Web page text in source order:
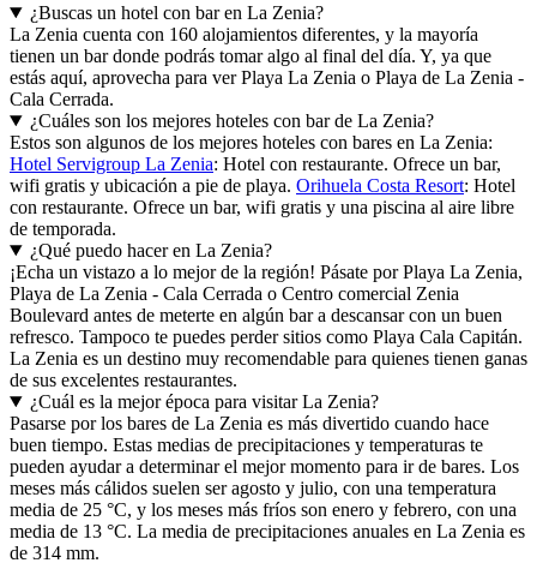
¿Buscas un hotel con bar en La Zenia?
La Zenia cuenta con 160 alojamientos diferentes, y la mayoría
tienen un bar donde podrás tomar algo al final del día. Y, ya que
estás aquí, aprovecha para ver Playa La Zenia o Playa de La Zenia -
Cala Cerrada.
¿Cuáles son los mejores hoteles con bar de La Zenia?
Estos son algunos de los mejores hoteles con bares en La Zenia:
Hotel Servigroup La Zenia: Hotel con restaurante. Ofrece un bar,
wifi gratis y ubicación a pie de playa. Orihuela Costa Resort: Hotel
con restaurante. Ofrece un bar, wifi gratis y una piscina al aire libre
de temporada.
¿Qué puedo hacer en La Zenia?
¡Echa un vistazo a lo mejor de la región! Pásate por Playa La Zenia,
Playa de La Zenia - Cala Cerrada o Centro comercial Zenia
Boulevard antes de meterte en algún bar a descansar con un buen
refresco. Tampoco te puedes perder sitios como Playa Cala Capitán.
La Zenia es un destino muy recomendable para quienes tienen ganas
de sus excelentes restaurantes.
¿Cuál es la mejor época para visitar La Zenia?
Pasarse por los bares de La Zenia es más divertido cuando hace
buen tiempo. Estas medias de precipitaciones y temperaturas te
pueden ayudar a determinar el mejor momento para ir de bares. Los
meses más cálidos suelen ser agosto y julio, con una temperatura
media de 25 °C, y los meses más fríos son enero y febrero, con una
media de 13 °C. La media de precipitaciones anuales en La Zenia es
de 314 mm.